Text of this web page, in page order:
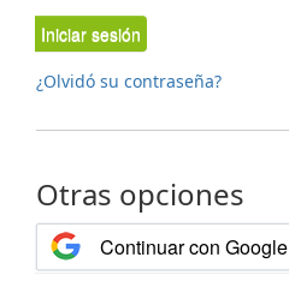
Iniciar sesión
¿Olvidó su contraseña?
Otras opciones
Continuar con Google